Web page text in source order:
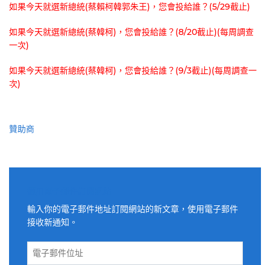
如果今天就選新總統(蔡賴柯韓郭朱王)，您會投給誰？(5/29截止)
如果今天就選新總統(蔡韓柯)，您會投給誰？(8/20截止)(每周調查
一次)
如果今天就選新總統(蔡韓柯)，您會投給誰？(9/3截止)(每周調查一
次)
贊助商
輸入你的電子郵件地址訂閱網站的新文章，使用電子郵件
接收新通知。
電